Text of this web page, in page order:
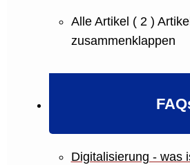
Alle Artikel ( 2 )
zusammenklappen
Digitalisierung - was